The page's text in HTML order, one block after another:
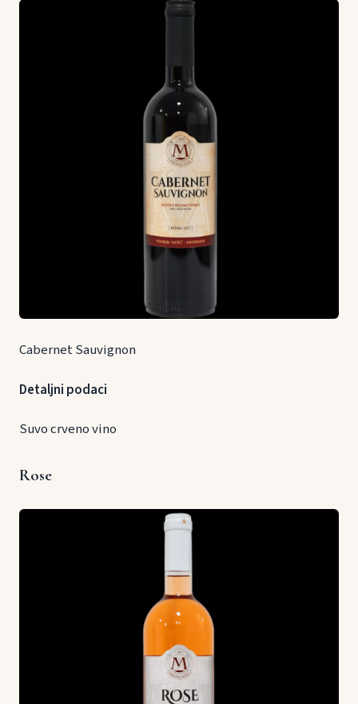
Cabernet Sauvignon
Detaljni podaci
Suvo crveno vino
Rose